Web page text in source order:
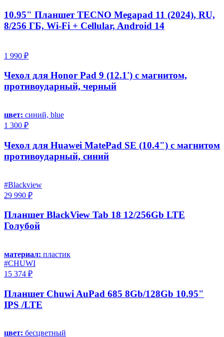
10.95" Планшет TECNO Megapad 11 (2024), RU,
8/256 ГБ, Wi-Fi + Cellular, Android 14
1 990 ₽
Чехол для Honor Pad 9 (12.1') с магнитом,
противоударный, черный
цвет: синий, blue
1 300 ₽
Чехол для Huawei MatePad SE (10.4") с магнитом
противоударный, синий
#Blackview
29 990 ₽
Планшет BlackView Tab 18 12/256Gb LTE
Голубой
материал: пластик
#CHUWI
15 374 ₽
Планшет Chuwi AuPad 685 8Gb/128Gb 10.95"
IPS /LTE
цвет: бесцветный